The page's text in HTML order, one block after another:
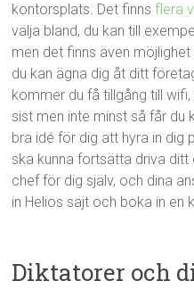
kontorsplats. Det finnsflera
välja bland, du kan till
men det finns även
du kan ägna dig åt ditt
kommer du få tillgång till
sist men inte minst så får du
bra idé för dig att hyra in
ska kunna fortsätta driva
chef för dig själv, och dina
in Helios sajt och boka in en
Diktatorer och